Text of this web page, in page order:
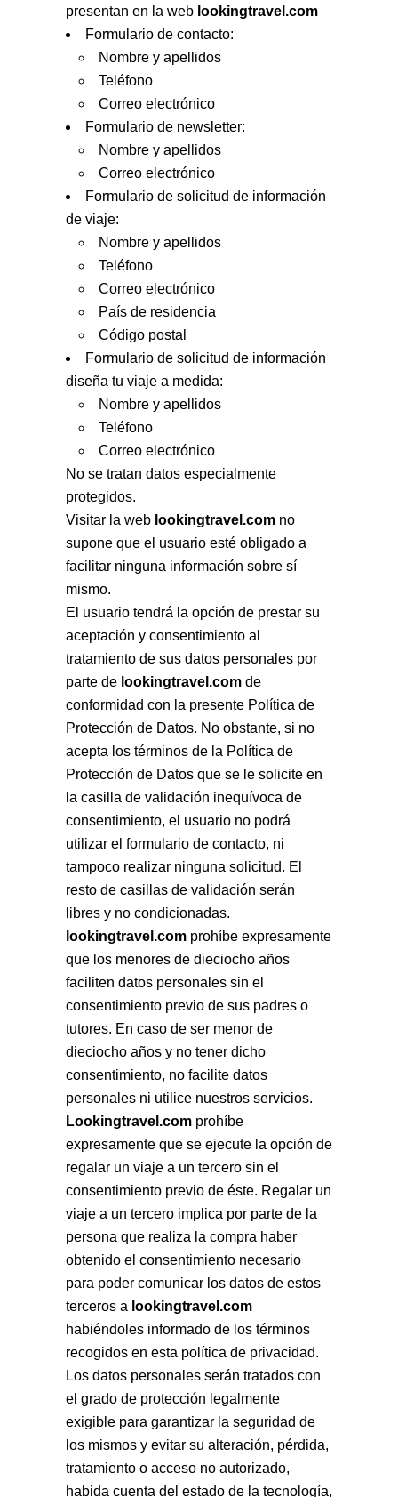
presentan en la web lookingtravel.com
Formulario de contacto:
Nombre y apellidos
Teléfono
Correo electrónico
Formulario de newsletter:
Nombre y apellidos
Correo electrónico
Formulario de solicitud de información
de viaje:
Nombre y apellidos
Teléfono
Correo electrónico
País de residencia
Código postal
Formulario de solicitud de información
diseña tu viaje a medida:
Nombre y apellidos
Teléfono
Correo electrónico
No se tratan datos especialmente
protegidos.
Visitar la web lookingtravel.com no
supone que el usuario esté obligado a
facilitar ninguna información sobre sí
mismo.
El usuario tendrá la opción de prestar su
aceptación y consentimiento al
tratamiento de sus datos personales por
parte de lookingtravel.com de
conformidad con la presente Política de
Protección de Datos. No obstante, si no
acepta los términos de la Política de
Protección de Datos que se le solicite en
la casilla de validación inequívoca de
consentimiento, el usuario no podrá
utilizar el formulario de contacto, ni
tampoco realizar ninguna solicitud. El
resto de casillas de validación serán
libres y no condicionadas.
lookingtravel.com prohíbe expresamente
que los menores de dieciocho años
faciliten datos personales sin el
consentimiento previo de sus padres o
tutores. En caso de ser menor de
dieciocho años y no tener dicho
consentimiento, no facilite datos
personales ni utilice nuestros servicios.
Lookingtravel.com prohíbe
expresamente que se ejecute la opción de
regalar un viaje a un tercero sin el
consentimiento previo de éste. Regalar un
viaje a un tercero implica por parte de la
persona que realiza la compra haber
obtenido el consentimiento necesario
para poder comunicar los datos de estos
terceros a lookingtravel.com
habiéndoles informado de los términos
recogidos en esta política de privacidad.
Los datos personales serán tratados con
el grado de protección legalmente
exigible para garantizar la seguridad de
los mismos y evitar su alteración, pérdida,
tratamiento o acceso no autorizado,
habida cuenta del estado de la tecnología,